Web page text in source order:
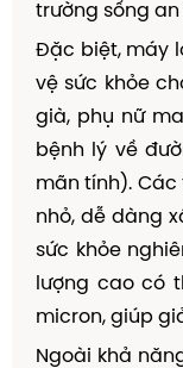
trường sống
Đặc biệt, máy
vệ sức khỏe
già, phụ nữ
bệnh lý về
mãn tính). Các
nhỏ, dễ dàng
sức khỏe
lượng cao có
micron, giúp
Ngoài khả